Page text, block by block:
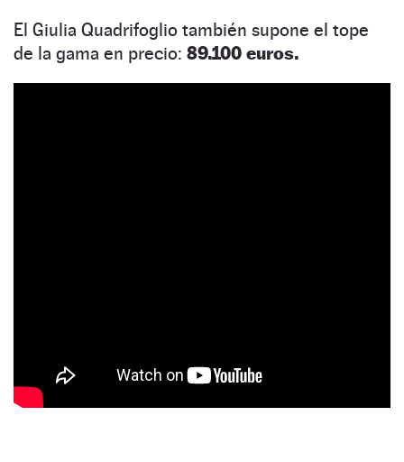
El Giulia Quadrifoglio también supone el tope
de la gama en precio: 89.100 euros.